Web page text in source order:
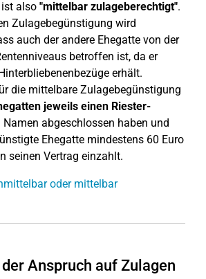
also "mittelbar zulageberechtigt".
Zulagebegünstigung wird
auch der andere Ehegatte von der
betroffen ist, da er
erhält.
die mittelbare Zulagebegünstigung
jeweils einen Riester-
abgeschlossen haben und
Ehegatte mindestens 60 Euro
seinen Vertrag einzahlt.
oder mittelbar
Anspruch auf Zulagen